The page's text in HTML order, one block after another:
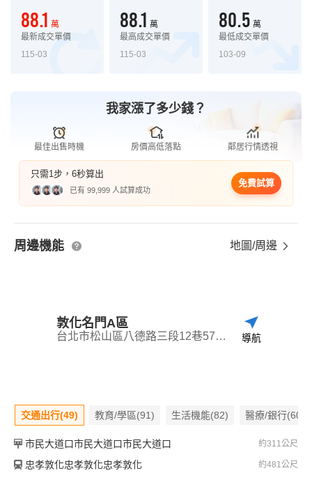
88.1 萬
最新成交單價
115-03
88.1 萬
最高成交單價
115-03
80.5 萬
最低成交單價
103-09
我家漲了多少錢？
最佳出售時機 房價高低落點 鄰居行情透視
只需1步，6秒算出
已有 99,999 人試算成功
免費試算
周邊機能 地圖/周邊
敦化名門A區
台北市松山區八德路三段12巷57弄39號之5 導航
交通出行(49) 教育/學區(91) 生活機能(82) 醫療/銀行(60)
市民大道口市民大道口市民大道口 約311公尺
忠孝敦化忠孝敦化忠孝敦化 約481公尺